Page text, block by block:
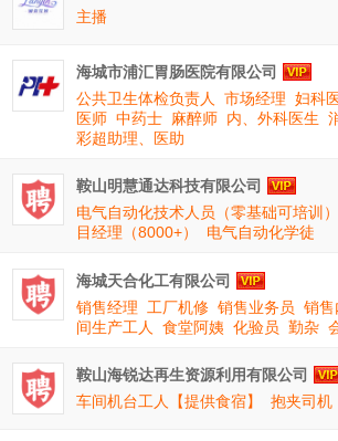
主播
海城市浦汇胃肠医院有限公司
公共卫生体检负责人
市场经理 妇科
医师 中药士 麻醉师 内、外科医生
彩超助理、医助
鞍山明慧通达科技有限公司
电气自动化技术人员（零基础可培训）
目经理（8000+）
电气自动化学徒
海城天合化工有限公司
销售经理
工厂机修 销售业务员 销售
间生产工人
食堂阿姨 化验员 勤杂
鞍山海锐达再生资源利用有限公司
车间机台工人【提供食宿】
抱夹司机